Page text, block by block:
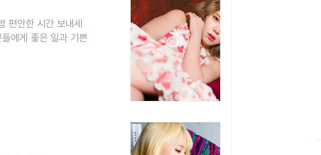
편안한 시간 보내세
에게 좋은 일과 기쁜